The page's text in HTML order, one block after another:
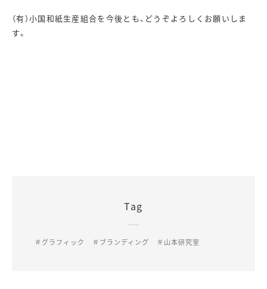
（有）小国和紙生産組合を今後とも、どうぞよろしくお願いしま
す。
Tag
＃グラフィック ＃ブランディング ＃山本研究室